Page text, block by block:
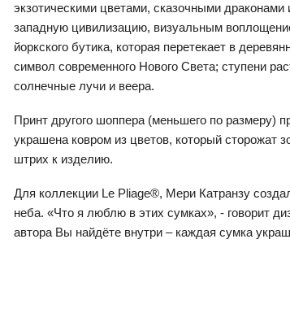
экзотическими цветами, сказочными
западную цивилизацию, визуальным
йоркского бутика, которая перетекает в
символ современного Нового Света; ступени
солнечные лучи и веера.
Принт другого шоппера (меньшего по размеру)
украшена ковром из цветов, который сторожат
штрих к изделию.
Для коллекции Le Pliage®, Мери Катранзу
неба. «Что я люблю в этих сумках», - говорит
автора Вы найдёте внутри – каждая сумка